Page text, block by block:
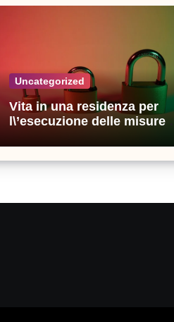
Uncategorized
Vita in una residenza per
l\’esecuzione delle misure di
consigli utili